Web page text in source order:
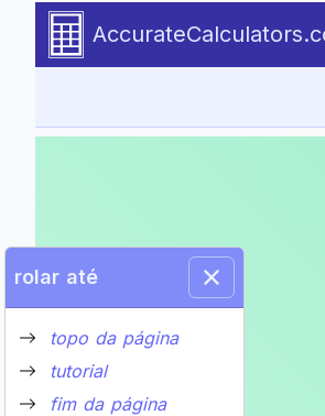
Go to tutorial content
rolar até
topo da página
tutorial
fim da página